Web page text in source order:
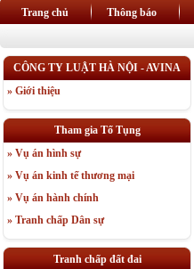
Trang chủ Thông báo
CÔNG TY LUẬT HÀ NỘI - AVINA
» Giới thiệu
Tham gia Tố Tụng
» Vụ án hình sự
» Vụ án kinh tế thương mại
» Vụ án hành chính
» Tranh chấp Dân sự
Tranh chấp đất đai